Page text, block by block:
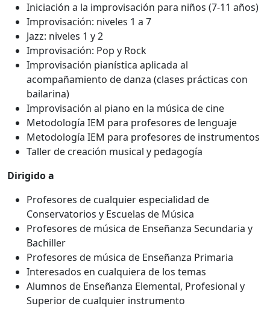
Iniciación a la improvisación para niños (7-11 años)
Improvisación: niveles 1 a 7
Jazz: niveles 1 y 2
Improvisación: Pop y Rock
Improvisación pianística aplicada al
acompañamiento de danza (clases prácticas con
bailarina)
Improvisación al piano en la música de cine
Metodología IEM para profesores de lenguaje
Metodología IEM para profesores de instrumentos
Taller de creación musical y pedagogía
Dirigido a
Profesores de cualquier especialidad de
Conservatorios y Escuelas de Música
Profesores de música de Enseñanza Secundaria y
Bachiller
Profesores de música de Enseñanza Primaria
Interesados en cualquiera de los temas
Alumnos de Enseñanza Elemental, Profesional y
Superior de cualquier instrumento